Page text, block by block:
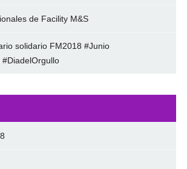
de Facility M&S
solidario FM2018 #Junio